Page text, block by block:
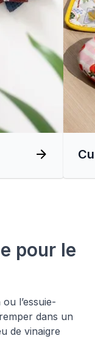
pour le
l’essuie-
dans un
de vinaigre